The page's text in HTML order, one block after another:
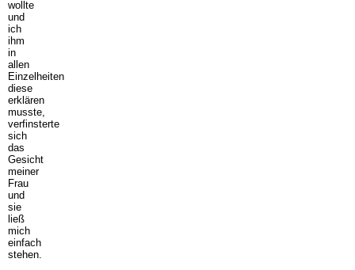
wollte
und
ich
ihm
in
allen
Einzelheiten
diese
erklären
musste,
verfinsterte
sich
das
Gesicht
meiner
Frau
und
sie
ließ
mich
einfach
stehen.